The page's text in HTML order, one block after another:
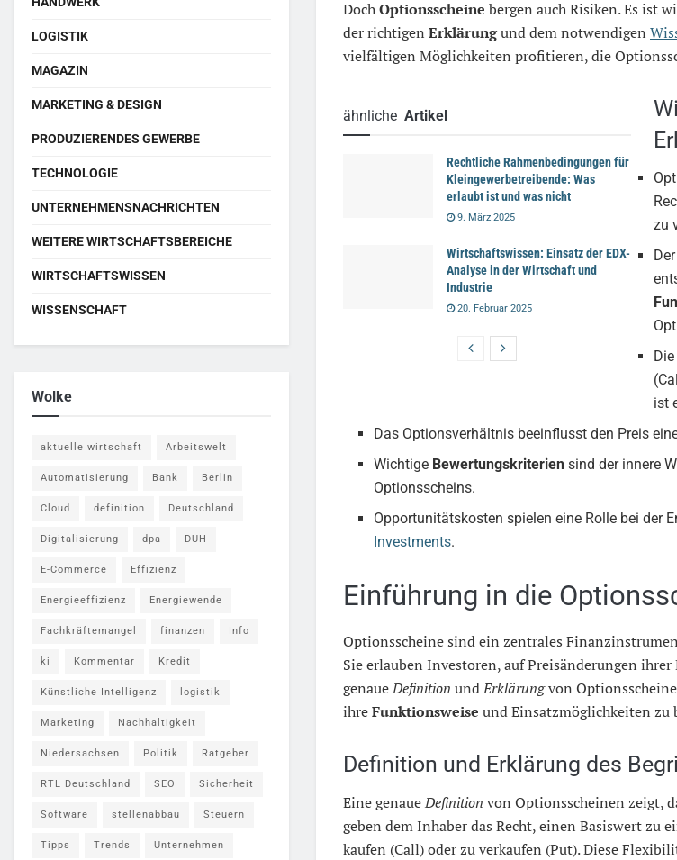
DochOptionsscheine bergen auch Risiken. Es ist
der richtigen Erklärungund dem notwendigen
vielfältigen Möglichkeiten profitieren, die
ähnliche Artikel
Rechtliche Rahmenbedingungen für
Kleingewerbetreibende: Was
erlaubt ist und was nicht
9. März 2025
Wirtschaftswissen: Einsatz der EDX-
Analyse in der Wirtschaft und
Industrie
20. Februar 2025
zu
ist
Das Optionsverhältnis beeinflusst den Preis
Wichtige Bewertungskriterien sind der innere
Optionsscheins.
Opportunitätskosten spielen eine Rolle bei der
Investments.
Einführung in die
Optionsscheine sind ein zentrales
Sie erlauben Investoren, auf Preisänderungen ihrer
genaueDefinition undErklärungvon
ihreFunktionsweise und Einsatzmöglichkeiten zu
Definition und Erklärung des
Eine genaueDefinition von Optionsscheinen zeigt,
geben dem Inhaber das Recht, einen Basiswert zu
kaufen (Call) oder zu verkaufen (Put). Diese
LOGISTIK
MAGAZIN
MARKETING & DESIGN
PRODUZIERENDES GEWERBE
TECHNOLOGIE
UNTERNEHMENSNACHRICHTEN
WEITERE WIRTSCHAFTSBEREICHE
WIRTSCHAFTSWISSEN
WISSENSCHAFT
Wolke
aktuelle wirtschaft Arbeitswelt
Automatisierung Bank Berlin
Cloud definition Deutschland
Digitalisierung dpa DUH
E-Commerce Effizienz
Energieeffizienz Energiewende
Fachkräftemangel finanzen Info
ki Kommentar Kredit
Künstliche Intelligenz logistik
Marketing Nachhaltigkeit
Niedersachsen Politik Ratgeber
RTL Deutschland SEO Sicherheit
Software stellenabbau Steuern
Tipps Trends Unternehmen